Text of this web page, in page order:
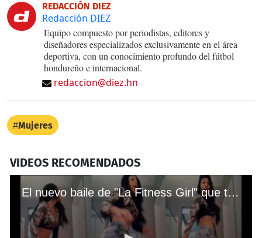
REDACCIÓN DIEZ
Redacción DIEZ
Equipo compuesto por periodistas, editores y
diseñadores especializados exclusivamente en el área
deportiva, con un conocimiento profundo del fútbol
hondureño e internacional.
redaccion@diez.hn
Mujeres
VIDEOS RECOMENDADOS
El nuevo baile de "La Fitness Girl" que te subirá la temperatura